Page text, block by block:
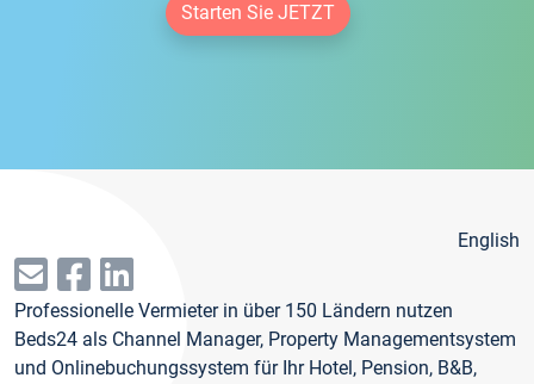
Starten Sie JETZT
English
Professionelle Vermieter in über 150 Ländern nutzen
Beds24 als Channel Manager, Property Managementsystem
und Onlinebuchungssystem für Ihr Hotel, Pension, B&B,